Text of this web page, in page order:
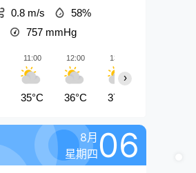
0.8 m/s
58%
757 mmHg
11:00
35°C
12:00
36°C
13:00
37°C
›
8月
星期四06